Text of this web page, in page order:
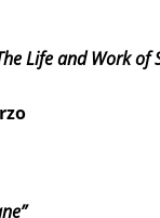
Life and Work of